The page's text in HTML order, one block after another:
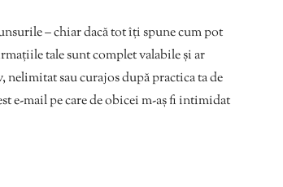
– chiar dacă tot îți spune cum pot
tale sunt complet valabile și ar
nelimitat sau curajos după practica ta de
e-mail pe care de obicei m-aș fi intimidat